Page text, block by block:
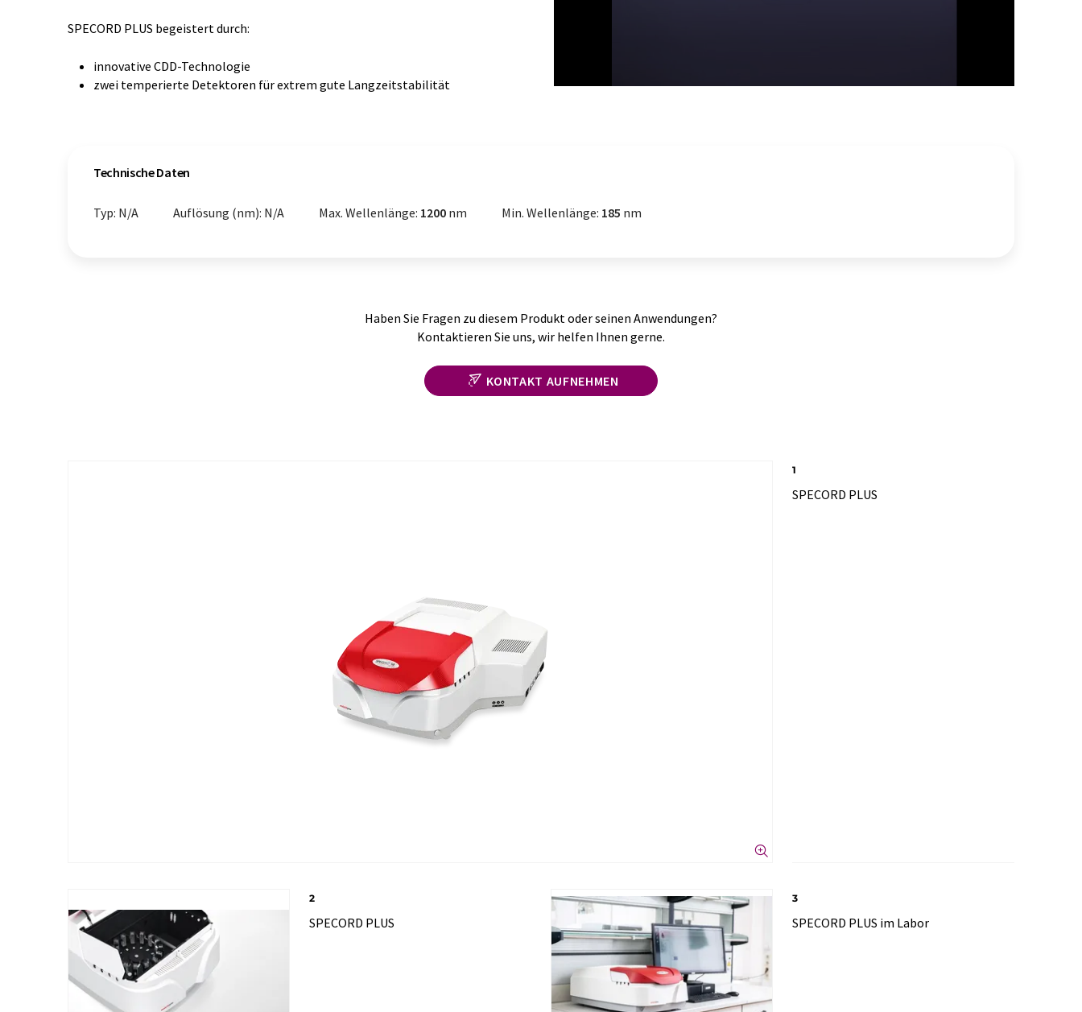
SPECORD PLUS begeistert durch:
innovative CDD-Technologie
zwei temperierte Detektoren für extrem gute Langzeitstabilität
Technische Daten
Typ: N/A Auflösung (nm): N/A Max. Wellenlänge: 1200 nm Min. Wellenlänge: 185 nm
Haben Sie Fragen zu diesem Produkt oder seinen Anwendungen?
Kontaktieren Sie uns, wir helfen Ihnen gerne.
KONTAKT AUFNEHMEN
1
SPECORD PLUS
2
SPECORD PLUS
3
SPECORD PLUS im Labor